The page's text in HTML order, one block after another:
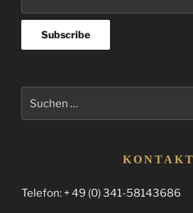
KONTAKT
Telefon: + 49 (0) 341-58143686